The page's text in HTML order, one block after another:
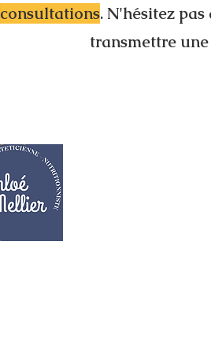
consultations. N'hésitez
transmettre